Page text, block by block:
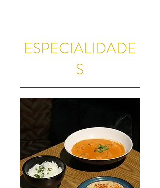
ESPECIALIDADE
S